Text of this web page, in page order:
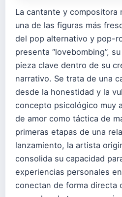
La cantante y compositora
una de las figuras más
del pop alternativo y pop-
presenta “lovebombing”,
pieza clave dentro de su
narrativo. Se trata de una
desde la honestidad y la
concepto psicológico muy
de amor como táctica de
primeras etapas de una
lanzamiento, la artista
consolida su capacidad
experiencias personales
conectan de forma directa